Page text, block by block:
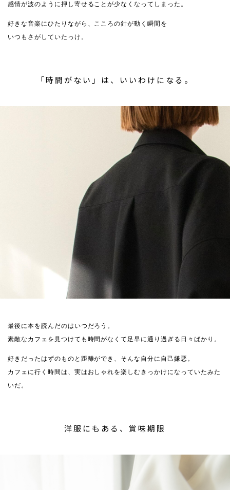
感情が波のように押し寄せることが少なくなってしまった。
好きな音楽にひたりながら、こころの針が動く瞬間を
いつもさがしていたっけ。
「時間がない」は、いいわけになる。
最後に本を読んだのはいつだろう。
素敵なカフェを見つけても時間がなくて足早に通り過ぎる日々ばかり。
好きだったはずのものと距離ができ、そんな自分に自己嫌悪。
カフェに行く時間は、実はおしゃれを楽しむきっかけになっていたみた
いだ。
洋服にもある、賞味期限